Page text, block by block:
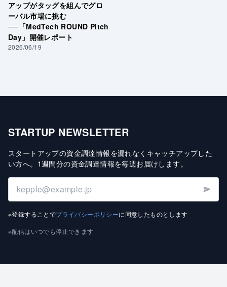
アップがタッグを組んでグロ
ーバル市場に挑む
──「MedTech ROUND Pitch
Day」開催レポート
2026/06/19
STARTUP NEWSLETTER
スタートアップの資金調達情報を漏れなくキャッチアップした
い方へ。 1週間分の資金調達情報を毎週お届けします。
※登録することでプライバシーポリシーに同意したものとします
※配信はいつでも停止できます